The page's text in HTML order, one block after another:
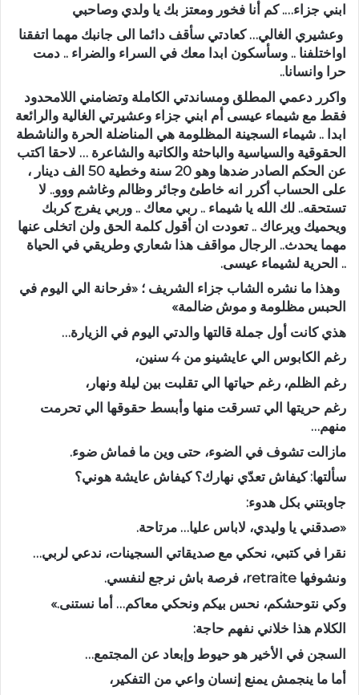
ابني جزاء…. كم أنا فخور ومعتز بك يا ولدي وصاحبي
وعشيري الغالي… كعادتي سأقف دائما الى جانبك مهما اتفقنا
اواختلفنا .. وسأسكون ابدا معك في السراء والضراء .. دمت
حرا وانسانا..
واكرر دعمي المطلق ومساندتي الكاملة وتضامني اللامحدود
فقط مع شيماء عيسى أم ابني جزاء وعشيرتي الغالية والرائعة
ابدا .. شيماء السجينة المظلومة هي المناضلة الحرة والناشطة
الحقوقية والسياسية والباحثة والكاتبة والشاعرة … لاحقا اكتب
عن الحكم الصادر ضدها وهو 20 سنة وخطية 50 الف دينار ،
على الحساب أكرر انه خاطئ وجائر وظالم وغاشم ووو.. لا
تستحقه.. لك الله يا شيماء .. ربي معاك .. وربي يفرج كربك
ويحميك ويرعاك .. تعودت ان أقول كلمة الحق ولن اتخلى عنها
مهما يحدث.. الرجال مواقف هذا شعاري وطريقي في الحياة
.. الحرية لشيماء عيسى.
وهذا ما نشره الشاب جزاء الشريف ؛ «فرحانة الي اليوم في
الحبس مظلومة و موش ضالمة»
هذي كانت أول جملة قالتها والدتي اليوم في الزيارة…
رغم الكابوس الي عايشينو من 4 سنين،
رغم الظلم، رغم حياتها الي تقلبت بين ليلة ونهار،
رغم حريتها الي تسرقت منها وأبسط حقوقها الي تحرمت
منهم…
مازالت تشوف في الضوء، حتى وين ما فماش ضوء.
سألتها: كيفاش تعدّي نهارك؟ كيفاش عايشة هوني؟
جاوبتني بكل هدوء:
«صدقني يا وليدي، لاباس عليا… مرتاحة.
نقرا في كتبي، نحكي مع صديقاتي السجينات، ندعي لربي…
ونشوفها retraite، فرصة باش نرجع لنفسي.
وكي نتوحشكم، نحس بيكم ونحكي معاكم… أما نستنى.»
الكلام هذا خلاني نفهم حاجة:
السجن في الأخير هو حيوط وإبعاد عن المجتمع…
أما ما ينجمش يمنع إنسان واعي من التفكير،